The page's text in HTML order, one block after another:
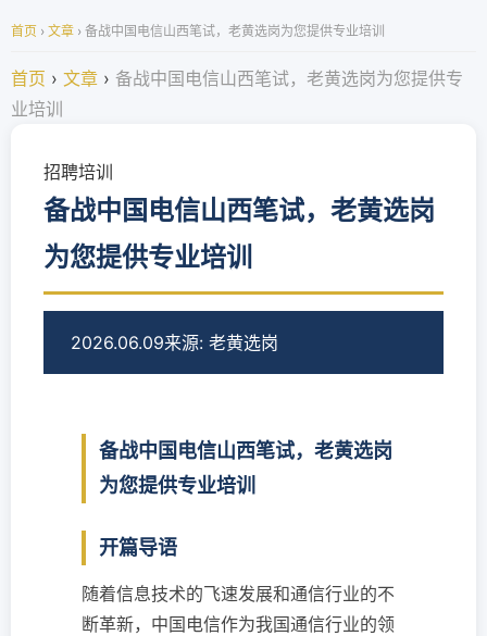
首页 › 文章 › 备战中国电信山西笔试，老黄选岗为您提供专业培训
首页 › 文章 › 备战中国电信山西笔试，老黄选岗为您提供专
业培训
招聘培训
备战中国电信山西笔试，老黄选岗
为您提供专业培训
2026.06.09来源: 老黄选岗
备战中国电信山西笔试，老黄选岗
为您提供专业培训
开篇导语
随着信息技术的飞速发展和通信行业的不
断革新，中国电信作为我国通信行业的领